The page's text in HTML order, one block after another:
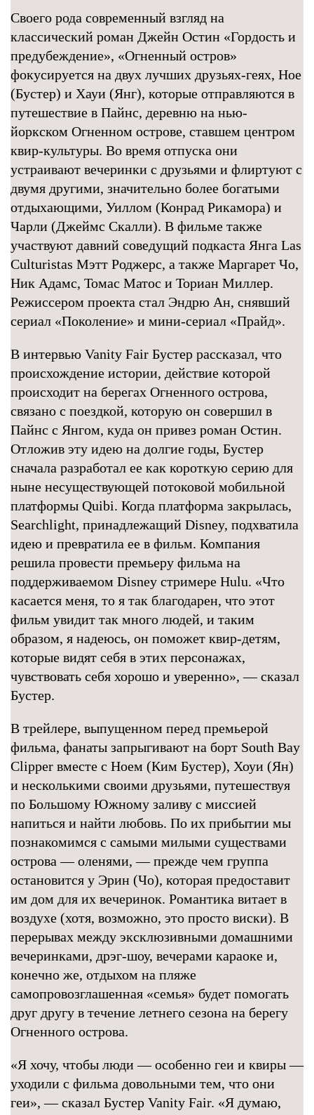
Своего рода современный взгляд на
классический роман Джейн Остин «Гордость и
предубеждение», «Огненный остров»
фокусируется на двух лучших друзьях-геях, Ное
(Бустер) и Хауи (Янг), которые отправляются в
путешествие в Пайнс, деревню на нью-
йоркском Огненном острове, ставшем центром
квир-культуры. Во время отпуска они
устраивают вечеринки с друзьями и флиртуют с
двумя другими, значительно более богатыми
отдыхающими, Уиллом (Конрад Рикамора) и
Чарли (Джеймс Скалли). В фильме также
участвуют давний соведущий подкаста Янга Las
Culturistas Мэтт Роджерс, а также Маргарет Чо,
Ник Адамс, Томас Матос и Ториан Миллер.
Режиссером проекта стал Эндрю Ан, снявший
сериал «Поколение» и мини-сериал «Прайд».
В интервью Vanity Fair Бустер рассказал, что
происхождение истории, действие которой
происходит на берегах Огненного острова,
связано с поездкой, которую он совершил в
Пайнс с Янгом, куда он привез роман Остин.
Отложив эту идею на долгие годы, Бустер
сначала разработал ее как короткую серию для
ныне несуществующей потоковой мобильной
платформы Quibi. Когда платформа закрылась,
Searchlight, принадлежащий Disney, подхватила
идею и превратила ее в фильм. Компания
решила провести премьеру фильма на
поддерживаемом Disney стримере Hulu. «Что
касается меня, то я так благодарен, что этот
фильм увидит так много людей, и таким
образом, я надеюсь, он поможет квир-детям,
которые видят себя в этих персонажах,
чувствовать себя хорошо и уверенно», — сказал
Бустер.
В трейлере, выпущенном перед премьерой
фильма, фанаты запрыгивают на борт South Bay
Clipper вместе с Ноем (Ким Бустер), Хоуи (Ян)
и несколькими своими друзьями, путешествуя
по Большому Южному заливу с миссией
напиться и найти любовь. По их прибытии мы
познакомимся с самыми милыми существами
острова — оленями, — прежде чем группа
остановится у Эрин (Чо), которая предоставит
им дом для их вечеринок. Романтика витает в
воздухе (хотя, возможно, это просто виски). В
перерывах между эксклюзивными домашними
вечеринками, дрэг-шоу, вечерами караоке и,
конечно же, отдыхом на пляже
самопровозглашенная «семья» будет помогать
друг другу в течение летнего сезона на берегу
Огненного острова.
«Я хочу, чтобы люди — особенно геи и квиры —
уходили с фильма довольными тем, что они
геи», — сказал Бустер Vanity Fair. «Я думаю,